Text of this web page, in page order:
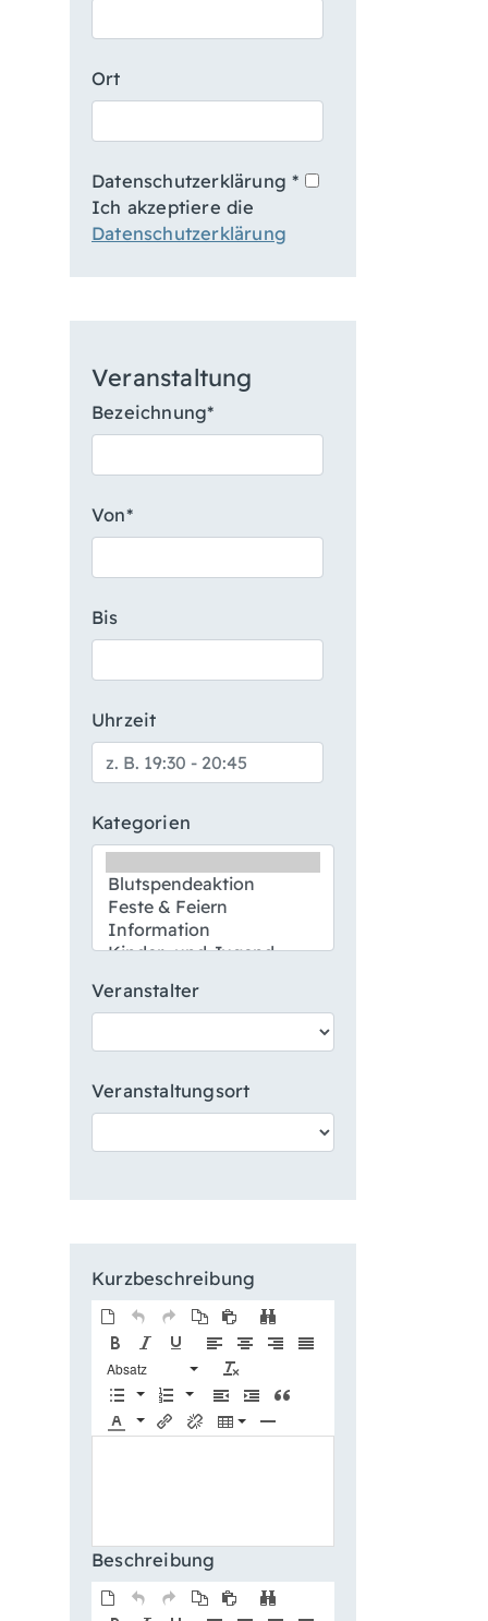
Ort
Datenschutz­erklärung*
Ich akzeptiere die
Datenschutz­erklärung
Veranstaltung
Bezeichnung*
Von*
Bis
Uhrzeit
Kategorien
Veranstalter
Veranstaltungsort
Kurzbeschreibung
Absatz
Beschreibung